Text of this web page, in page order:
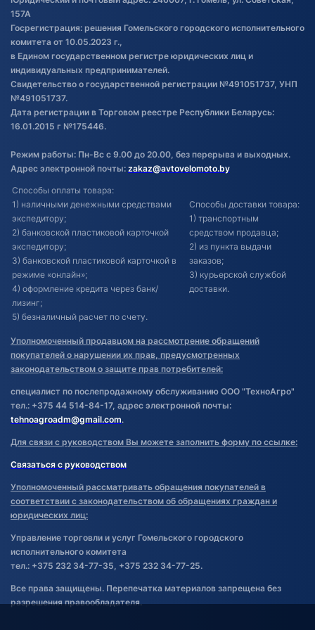
Постановка транспорта на учет
Обновления в ЭПТС 2024
157А
Госрегистрация: решения Гомельского городского исполнительного
комитета от 10.05.2023 г.,
в Едином государственном регистре юридических лиц и
индивидуальных предпринимателей.
Свидетельство о государственной регистрации №491051737, УНП
№491051737.
Дата регистрации в Торговом реестре Республики Беларусь:
16.01.2015 г №175446.
Режим работы: Пн-Вс с 9.00 до 20.00, без перерыва и выходных.
Адрес электронной почты: zakaz@avtovelomoto.by
Способы оплаты товара:
1) наличными денежными средствами
экспедитору;
2) банковской пластиковой карточкой
экспедитору;
3) банковской пластиковой карточкой в
режиме «онлайн»;
4) оформление кредита через банк/
лизинг;
5) безналичный расчет по счету.
Способы доставки товара:
1) транспортным
средством продавца;
2) из пункта выдачи
заказов;
3) курьерской службой
доставки.
Уполномоченный продавцом на рассмотрение обращений
покупателей о нарушении их прав, предусмотренных
законодательством о защите прав потребителей:
специалист по послепродажному обслуживанию ООО "ТехноАгро"
тел.: +375 44 514-84-17, адрес электронной почты:
tehnoagroadm@gmail.com.
Для связи с руководством Вы можете заполнить форму по ссылке:
Связаться с руководством
Уполномоченный рассматривать обращения покупателей в
соответствии с законодательством об обращениях граждан и
юридических лиц:
Управление торговли и услуг Гомельского городского
исполнительного комитета
тел.: +375 232 34-77-35, +375 232 34-77-25.
Все права защищены. Перепечатка материалов запрещена без
разрешения правообладателя.